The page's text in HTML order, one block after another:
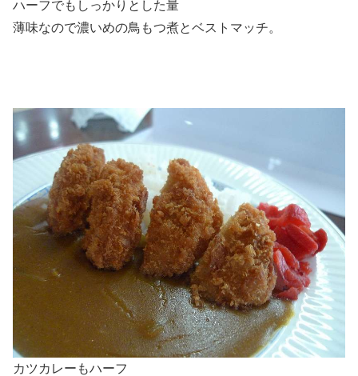
ハーフでもしっかりとした量
薄味なので濃いめの鳥もつ煮とベストマッチ。
カツカレーもハーフ